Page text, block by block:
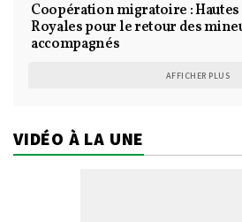
Coopération migratoire :
Royales pour le retour des
accompagnés
AFFICHER PLUS
VIDÉO À LA UNE